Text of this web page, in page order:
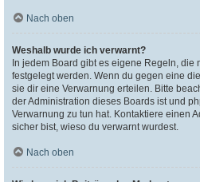
Nach oben
Weshalb wurde ich verwarnt?
In jedem Board gibt es eigene Regeln, die
festgelegt werden. Wenn du gegen eine
sie dir eine Verwarnung erteilen. Bitte
der Administration dieses Boards ist und
Verwarnung zu tun hat. Kontaktiere einen
sicher bist, wieso du verwarnt wurdest.
Nach oben